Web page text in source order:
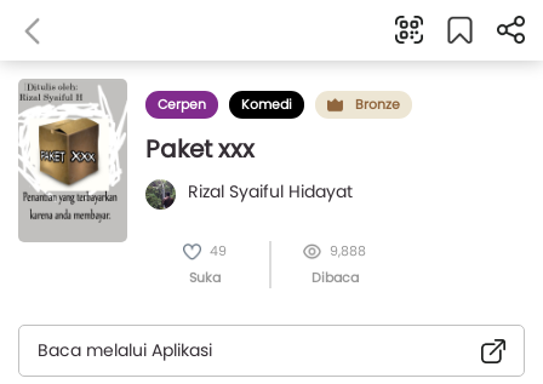
Cerpen Komedi Bronze
Paket xxx
Rizal Syaiful Hidayat
49
Suka
9,888
Dibaca
Baca melalui Aplikasi